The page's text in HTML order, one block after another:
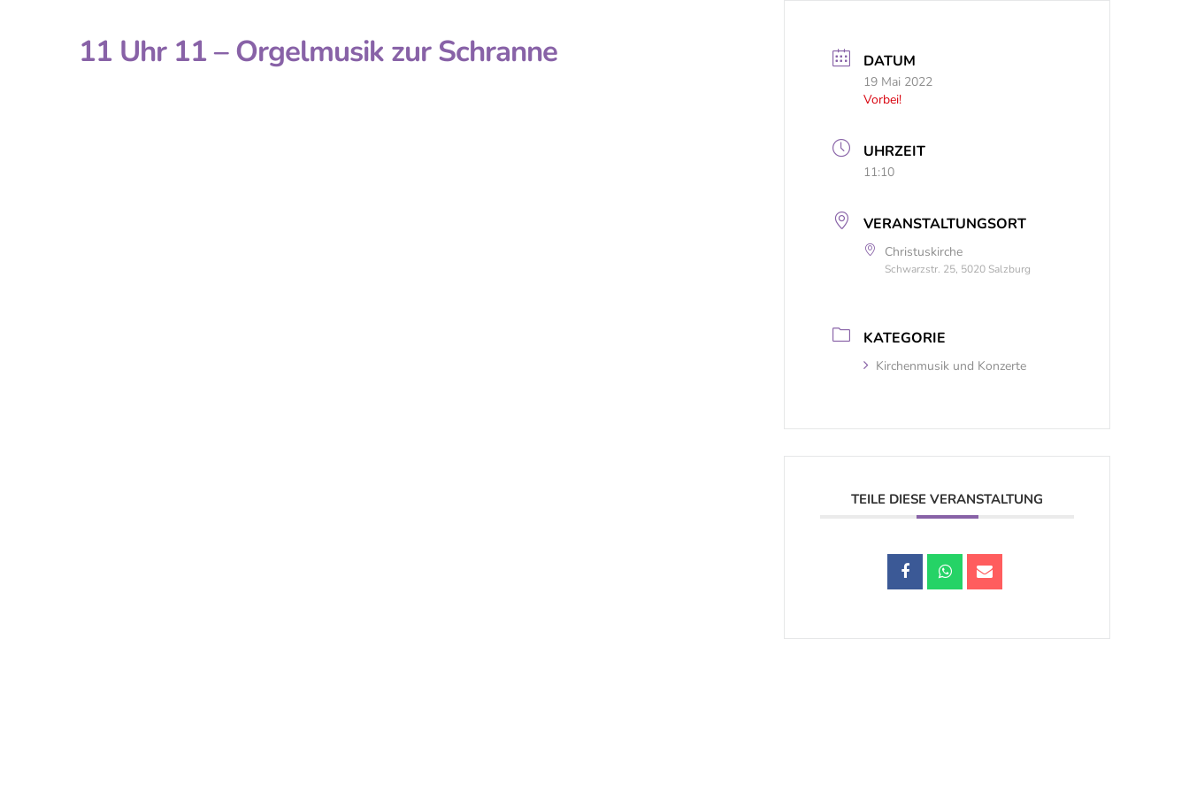
11 Uhr 11 – Orgelmusik zur Schranne DATUM
19 Mai 2022
Vorbei!
UHRZEIT
11:10
VERANSTALTUNGSORT
Christuskirche
Schwarzstr. 25, 5020 Salzburg
KATEGORIE
Kirchenmusik und Konzerte
TEILE DIESE VERANSTALTUNG